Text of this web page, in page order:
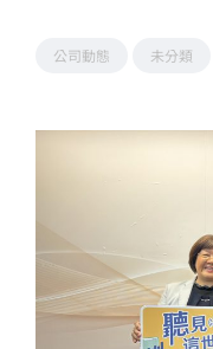
公司動態 未分類